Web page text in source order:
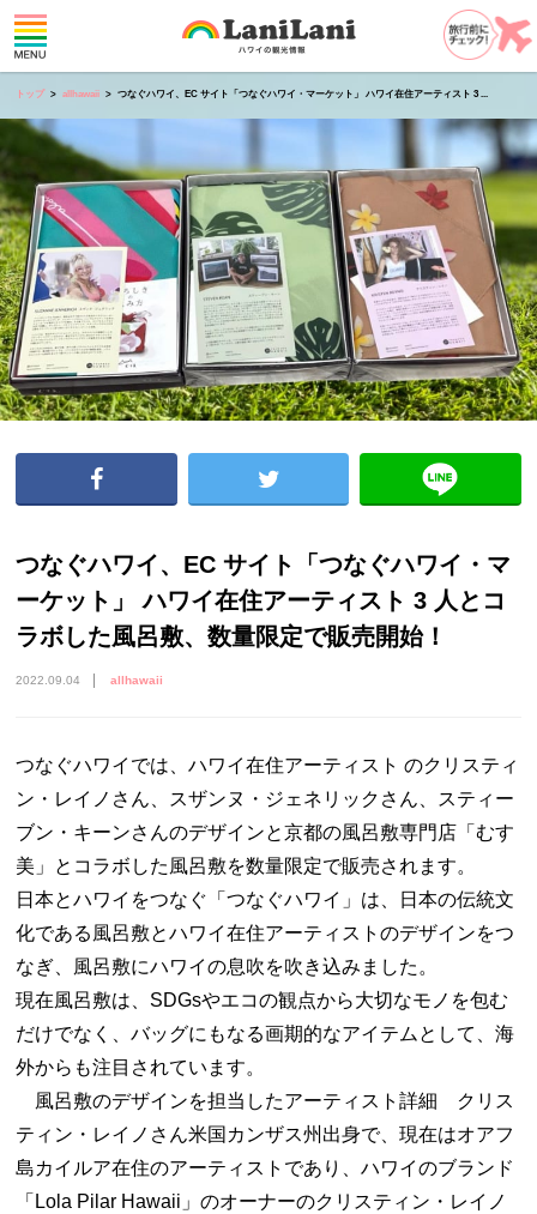
トップ allhawaii つなぐハワイ、EC サイト「つなぐハワイ・マーケット」 ハワイ在住アーティスト 3 ...
つなぐハワイ、EC サイト「つなぐハワイ・マ
ーケット」 ハワイ在住アーティスト 3 人とコ
ラボした風呂敷、数量限定で販売開始！
2022.09.04 allhawaii
つなぐハワイでは、ハワイ在住アーティスト のクリスティ
ン・レイノさん、スザンヌ・ジェネリックさん、スティー
ブン・キーンさんのデザインと京都の風呂敷専門店「むす
美」とコラボした風呂敷を数量限定で販売されます。
日本とハワイをつなぐ「つなぐハワイ」は、日本の伝統文
化である風呂敷とハワイ在住アーティストのデザインをつ
なぎ、風呂敷にハワイの息吹を吹き込みました。
現在風呂敷は、SDGsやエコの観点から大切なモノを包む
だけでなく、バッグにもなる画期的なアイテムとして、海
外からも注目されています。
風呂敷のデザインを担当したアーティスト詳細 クリス
ティン・レイノさん米国カンザス州出身で、現在はオアフ
島カイルア在住のアーティストであり、ハワイのブランド
「Lola Pilar Hawaii」のオーナーのクリスティン・レイノ